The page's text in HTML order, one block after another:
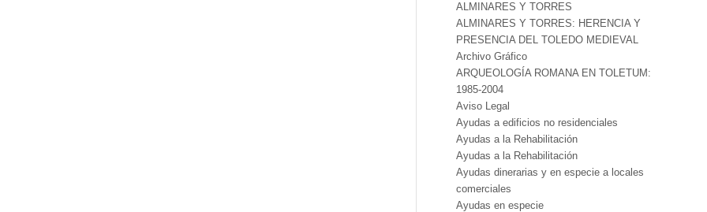
ALMINARES Y TORRES
ALMINARES Y TORRES: HERENCIA Y
PRESENCIA DEL TOLEDO MEDIEVAL
Archivo Gráfico
ARQUEOLOGÍA ROMANA EN TOLETUM:
1985-2004
Aviso Legal
Ayudas a edificios no residenciales
Ayudas a la Rehabilitación
Ayudas a la Rehabilitación
Ayudas dinerarias y en especie a locales
comerciales
Ayudas en especie